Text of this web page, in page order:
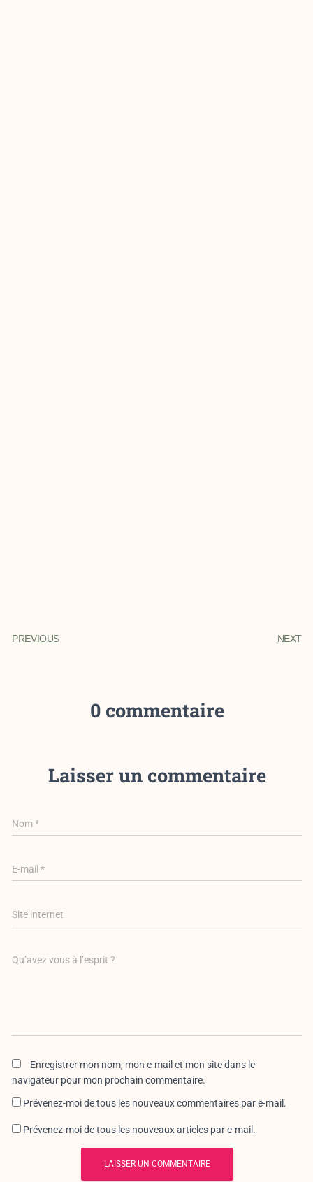
PREVIOUS NEXT
0 commentaire
Laisser un commentaire
Nom*
E-mail*
Site internet
Qu’avez vous à l’esprit ?
Enregistrer mon nom, mon e-mail et mon site dans le
navigateur pour mon prochain commentaire.
Prévenez-moi de tous les nouveaux commentaires par e-mail.
Prévenez-moi de tous les nouveaux articles par e-mail.